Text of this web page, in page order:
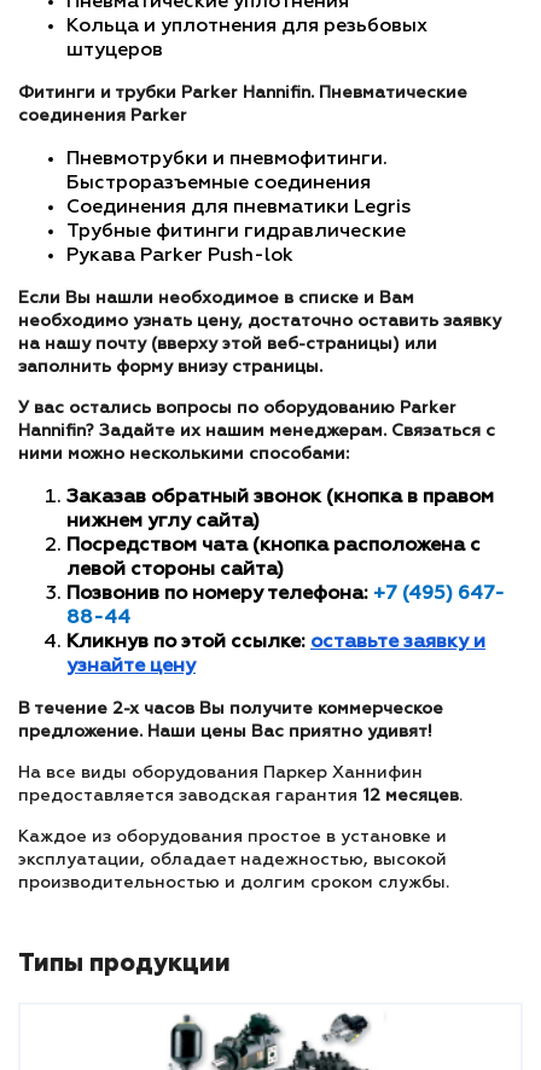
Кольца и уплотнения для резьбовых
штуцеров
Фитинги и трубки Parker Hannifin. Пневматические
соединения Parker
Пневмотрубки и пневмофитинги.
Быстроразъемные соединения
Соединения для пневматики Legris
Трубные фитинги гидравлические
Рукава Parker Push-lok
Если Вы нашли необходимое в списке и Вам
необходимо узнать цену, достаточно оставить заявку
на нашу почту (вверху этой веб-страницы) или
заполнить форму внизу страницы.
У вас остались вопросы по оборудованию Parker
Hannifin? Задайте их нашим менеджерам. Связаться с
ними можно несколькими способами:
Заказав обратный звонок (кнопка в правом
нижнем углу сайта)
Посредством чата (кнопка расположена с
левой стороны сайта)
Позвонив по номеру телефона: +7 (495) 647-
88-44
Кликнув по этой ссылке: оставьте заявку и
узнайте цену
В течение 2-х часов Вы получите коммерческое
предложение. Наши цены Вас приятно удивят!
На все виды оборудования Паркер Ханнифин
предоставляется заводская гарантия 12 месяцев.
Каждое из оборудования простое в установке и
эксплуатации, обладает надежностью, высокой
производительностью и долгим сроком службы.
Типы продукции